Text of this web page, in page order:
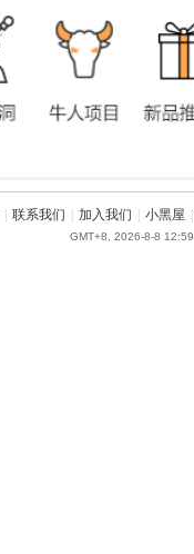
联系我们 加入我们 小黑屋
GMT+8, 2026-8-8 12:59